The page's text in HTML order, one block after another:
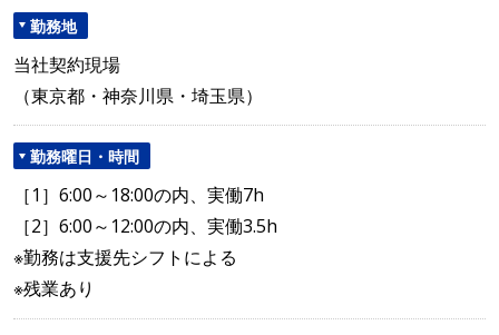
勤務地
当社契約現場
（東京都・神奈川県・埼玉県）
勤務曜日・時間
［1］6:00～18:00の内、実働7h
［2］6:00～12:00の内、実働3.5h
※勤務は支援先シフトによる
※残業あり